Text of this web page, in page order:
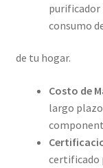
purificador
consumo
de tu hogar.
Costo de
largo
certificado